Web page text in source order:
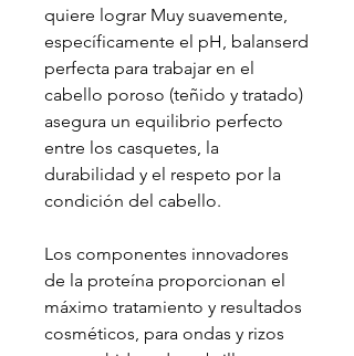
quiere lograr Muy suavemente,
específicamente el pH, balanserd
perfecta para trabajar en el
cabello poroso (teñido y tratado)
asegura un equilibrio perfecto
entre los casquetes, la
durabilidad y el respeto por la
condición del cabello.
Los componentes innovadores
de la proteína proporcionan el
máximo tratamiento y resultados
cosméticos, para ondas y rizos